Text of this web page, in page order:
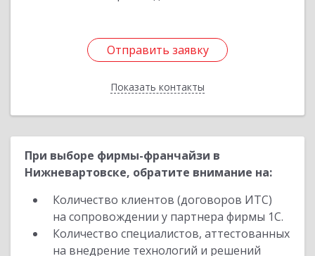
Отправить заявку
Показать контакты
Отправить заявку
Назад
При выборе фирмы-франчайзи в
Нижневартовске, обратите внимание на:
Количество клиентов (договоров ИТС)
на сопровождении у партнера фирмы 1С.
Количество специалистов, аттестованных
на внедрение технологий и решений